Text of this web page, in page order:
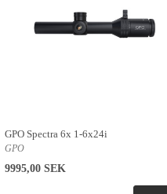
GPO Spectra 6x 1-6x24i
GPO
9995,00 SEK